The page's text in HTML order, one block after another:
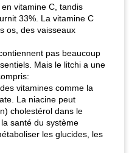
le méga's jopp joes
vitamine C, tandis
33%. La vitamine C
os, des vaisseaux
pas beaucoup
Mais le litchi a une
vitamines comme la
La niacine peut
cholestérol dans le
santé du système
les glucides, les